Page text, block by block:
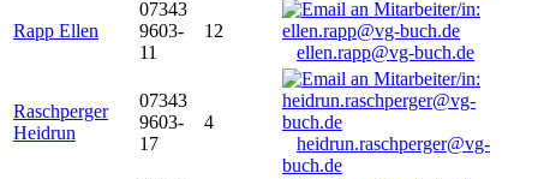
Rapp Ellen
07343
9603-
11
12
ellen.rapp@vg-buch.de
Raschperger
Heidrun
07343
9603-
17
4
heidrun.raschperger@vg-
buch.de